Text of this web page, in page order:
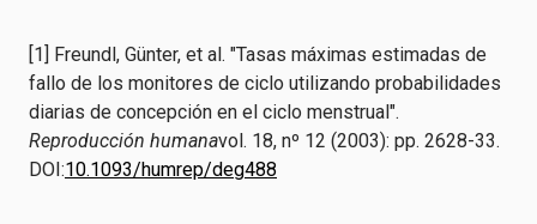
[1] Freundl, Günter, et al. "Tasas máximas estimadas de
fallo de los monitores de ciclo utilizando probabilidades
diarias de concepción en el ciclo menstrual".
Reproducción humanavol. 18, nº 12 (2003): pp. 2628-33.
DOI:10.1093/humrep/deg488